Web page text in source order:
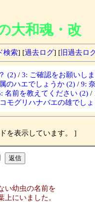
大和魂・改
検索] [過去ログ] [旧過去ロ
(2) / 3: ご確認をお願いし
のハエでしょうか (2) / 9:
名前を教えてください (2) /
モグリハナバエの雄でし
を表示しています。 ]
い幼虫の名前を
にいました。